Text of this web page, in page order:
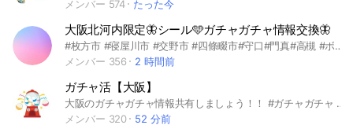
メンバー 574
たった今
大阪北河内限定🦋シール🩵ガチャガチャ情報交換🦋
#枚方市 #寝屋川市 #交野市 #四條畷市#守口#門真#高槻 #ボンボンドロップ #ぷくぷくシール #たまごっち #サンリオ #キティ #クロミ #ラブブ #ガチャガチャ #カプセルトイ ゆるーく販売してるところなど情報共有したいです🥰 ゆるめですが、エリア外の情報を聞く、投稿するのはご遠慮ください😭
メンバー 356
2 時間前
ガチャ活【大阪】
大阪のガチャガチャ情報共有しましょう！！ #ガチャガチャ #大阪 #めじるし # めじるしアクセサリー #ハンターハンター #ちいかわ #サンリオ #ディズニー
メンバー 320
52 分前